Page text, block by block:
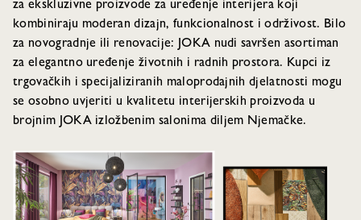
za ekskluzivne proizvode za uređenje interijera koji
kombiniraju moderan dizajn, funkcionalnost i održivost. Bilo
za novogradnje ili renovacije: JOKA nudi savršen asortiman
za elegantno uređenje životnih i radnih prostora. Kupci iz
trgovačkih i specijaliziranih maloprodajnih djelatnosti mogu
se osobno uvjeriti u kvalitetu interijerskih proizvoda u
brojnim JOKA izložbenim salonima diljem Njemačke.